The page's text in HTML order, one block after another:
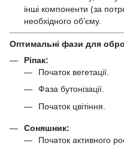
інші компоненти (за
необхідного об’єму.
Оптимальні фази для
Ріпак:
Початок вегетації.
Фаза бутонізації.
Початок цвітіння.
Соняшник:
Початок активного